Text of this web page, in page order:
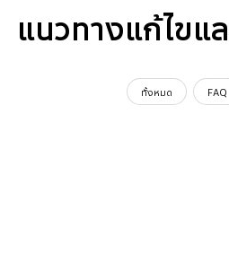
แนวทางแก้ไขแ
ทั้งหมด FAQ